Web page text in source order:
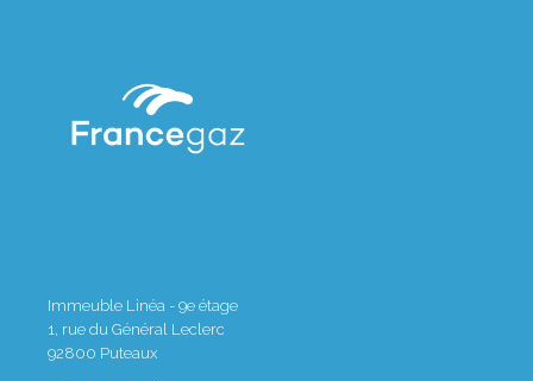
Immeuble Linéa - 9e étage
1, rue du Général Leclerc
92800 Puteaux